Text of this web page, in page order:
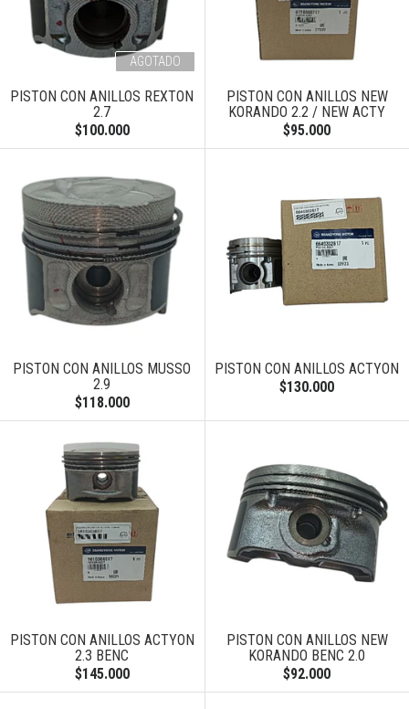
AGOTADO
PISTON CON ANILLOS REXTON
2.7
$100.000
PISTON CON ANILLOS NEW
KORANDO 2.2 / NEW ACTY
$95.000
PISTON CON ANILLOS MUSSO
2.9
$118.000
PISTON CON ANILLOS ACTYON
$130.000
PISTON CON ANILLOS ACTYON
2.3 BENC
$145.000
PISTON CON ANILLOS NEW
KORANDO BENC 2.0
$92.000